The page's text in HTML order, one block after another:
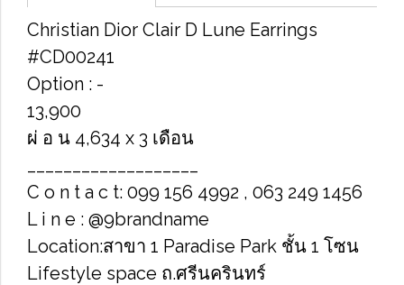
Christian Dior Clair D Lune Earrings
#CD00241
Option : -
13,900
ผ่ อ น 4,634 x 3 เดือน
C o n t a c t: 099 156 4992 , 063 249 1456
L i n e : @9brandname
Location:สาขา 1 Paradise Park ชั้น 1 โซน
Lifestyle space ถ.ศรีนครินทร์